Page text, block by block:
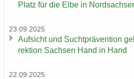
Platz für die Elbe in
23.09.2025
Auf­sicht und Sucht­prä­ven­ti­on
rek­ti­on Sach­sen Hand in Hand
22.09.2025